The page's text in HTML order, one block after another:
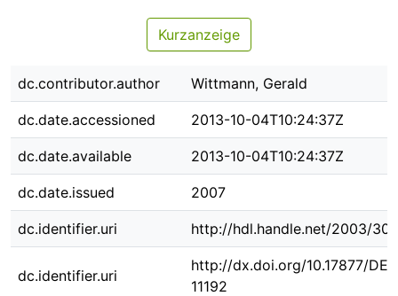
Zurück zur Startseite
Kurzanzeige
dc.contributor.author Wittmann, Gerald
dc.date.accessioned 2013-10-04T10:24:37Z
dc.date.available 2013-10-04T10:24:37Z
dc.date.issued 2007
dc.identifier.uri http://hdl.handle.net/2003/
dc.identifier.uri
http://dx.doi.org/10.17877/
11192